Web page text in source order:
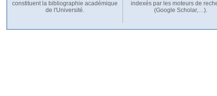
constituent la bibliographie académique
de l'Université.
indexés par les moteurs de
(Google Scholar,…).